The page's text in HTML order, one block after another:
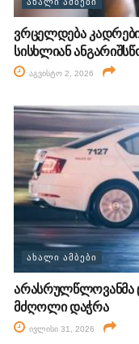
ვრცელდება
სისხლიან
აგვისტო 2, 2026
ᲐᲮᲐᲚᲘ ᲐᲛᲑᲔᲑᲘ
არასრულწლოვანმა
მძღოლი დაჭრა
ივლისი 31, 2026